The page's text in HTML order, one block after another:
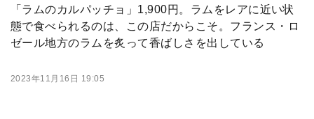
「ラムのカルパッチョ」1,900円。ラムをレアに近い状
態で食べられるのは、この店だからこそ。フランス・ロ
ゼール地方のラムを炙って香ばしさを出している
2023年11月16日 19:05